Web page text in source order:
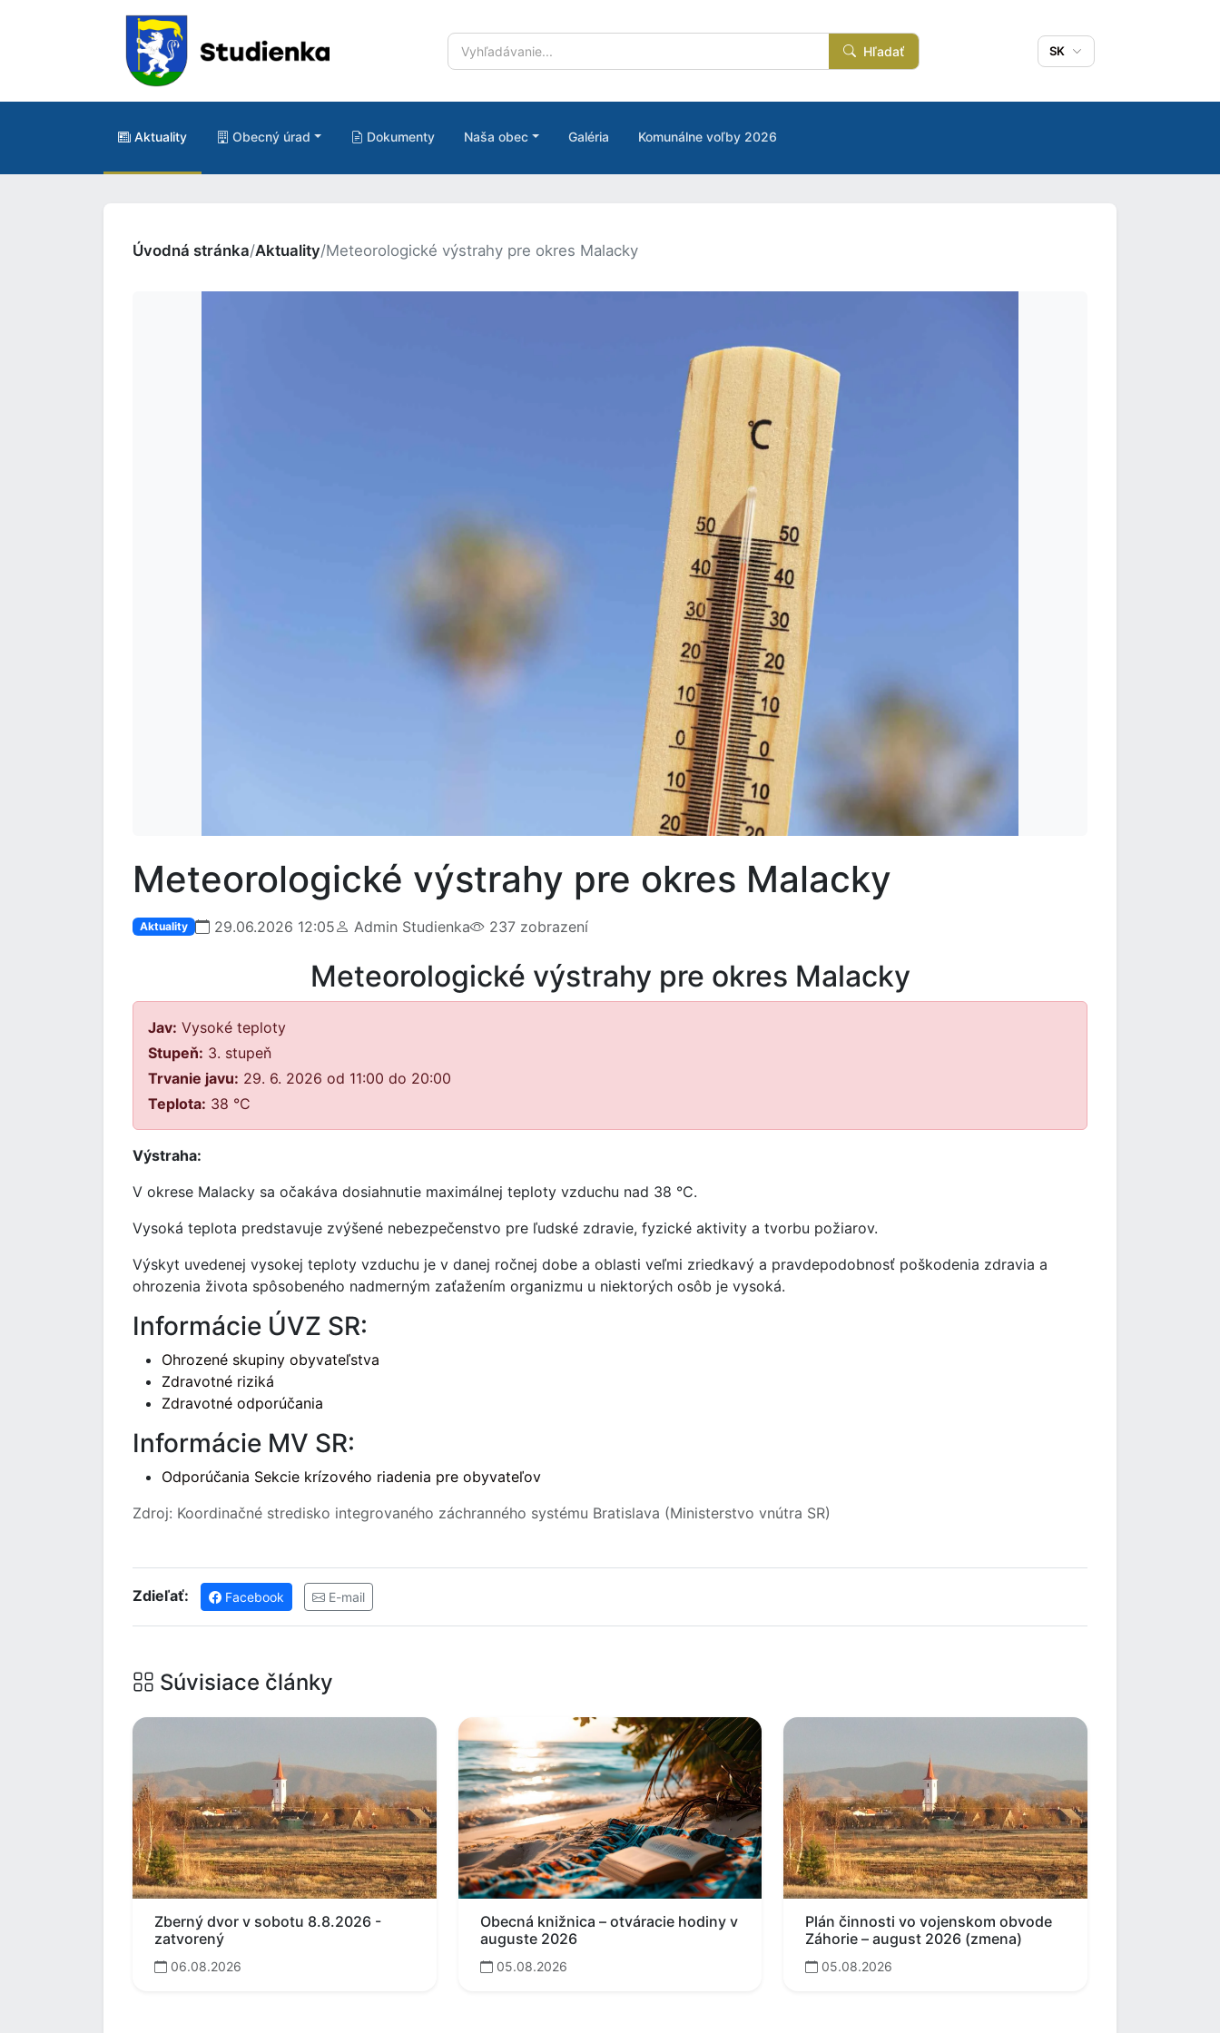
Hľadať SK
Aktuality Obecný úrad Dokumenty Naša obec Galéria Komunálne voľby 2026
Úvodná stránka/Aktuality/Meteorologické výstrahy pre okres Malacky
Meteorologické výstrahy pre okres Malacky
Aktuality 29.06.2026 12:05 Admin Studienka 237 zobrazení
Meteorologické výstrahy pre okres Malacky
Jav: Vysoké teploty
Stupeň: 3. stupeň
Trvanie javu: 29. 6. 2026 od 11:00 do 20:00
Teplota: 38 °C
Výstraha:
V okrese Malacky sa očakáva dosiahnutie maximálnej teploty vzduchu nad 38 °C.
Vysoká teplota predstavuje zvýšené nebezpečenstvo pre ľudské zdravie, fyzické aktivity a tvorbu požiarov.
Výskyt uvedenej vysokej teploty vzduchu je v danej ročnej dobe a oblasti veľmi zriedkavý a pravdepodobnosť poškodenia zdravia a
ohrozenia života spôsobeného nadmerným zaťažením organizmu u niektorých osôb je vysoká.
Informácie ÚVZ SR:
Ohrozené skupiny obyvateľstva
Zdravotné riziká
Zdravotné odporúčania
Informácie MV SR:
Odporúčania Sekcie krízového riadenia pre obyvateľov
Zdroj: Koordinačné stredisko integrovaného záchranného systému Bratislava (Ministerstvo vnútra SR)
Zdieľať: Facebook E-mail
Súvisiace články
Zberný dvor v sobotu 8.8.2026 -
zatvorený
06.08.2026
Obecná knižnica – otváracie hodiny v
auguste 2026
05.08.2026
Plán činnosti vo vojenskom obvode
Záhorie – august 2026 (zmena)
05.08.2026